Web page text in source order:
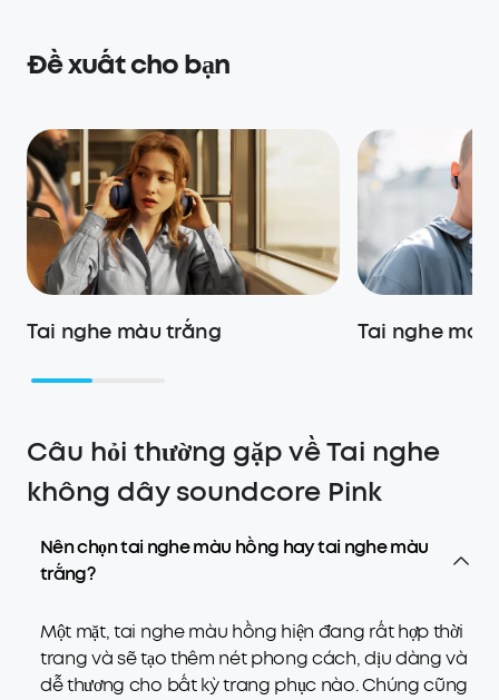
Đề xuất cho bạn
Tai nghe màu trắng Tai nghe móc
Câu hỏi thường gặp về Tai nghe
không dây soundcore Pink
Nên chọn tai nghe màu hồng hay tai nghe màu
trắng?
Một mặt, tai nghe màu hồng hiện đang rất hợp thời
trang và sẽ tạo thêm nét phong cách, dịu dàng và
dễ thương cho bất kỳ trang phục nào. Chúng cũng